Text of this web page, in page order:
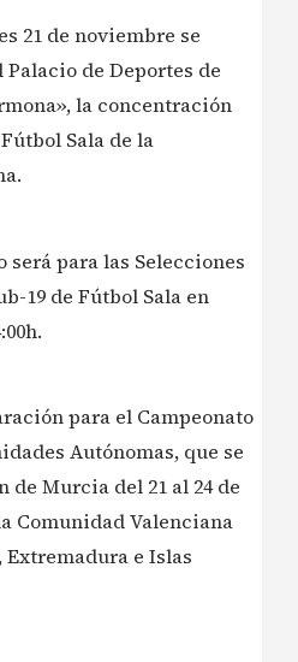
21 de noviembre se
de Deportes de
la concentración
Sala de la
para las Selecciones
19 de Fútbol Sala en
para el Campeonato
Autónomas, que se
de Murcia del 21 al 24 de
Comunidad Valenciana
e Islas